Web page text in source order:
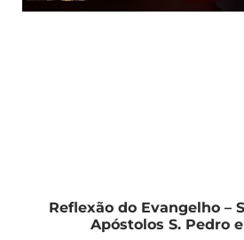
Reflexão do Evangelho –
Apóstolos S. Pedro